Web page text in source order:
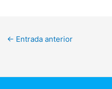
Navegación
entradas
← Entrada anterior